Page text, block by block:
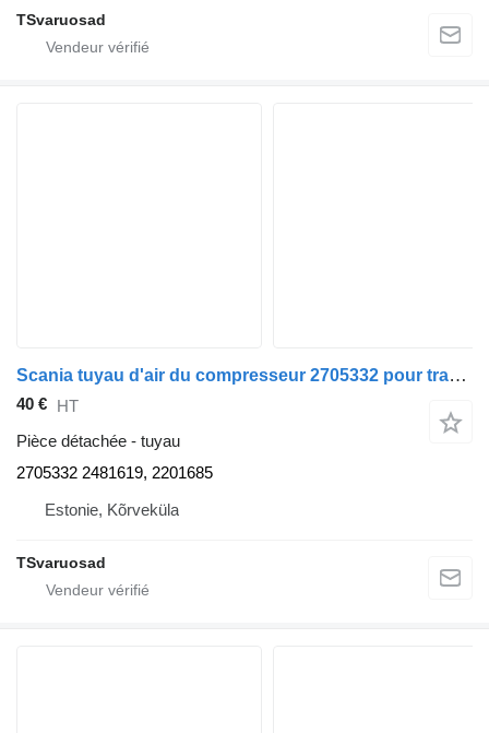
TSvaruosad
Scania tuyau d'air du compresseur 2705332 pour tracteur routier Scania G450
40 € HT
Pièce détachée - tuyau
2705332 2481619, 2201685
Estonie, Kõrveküla
TSvaruosad